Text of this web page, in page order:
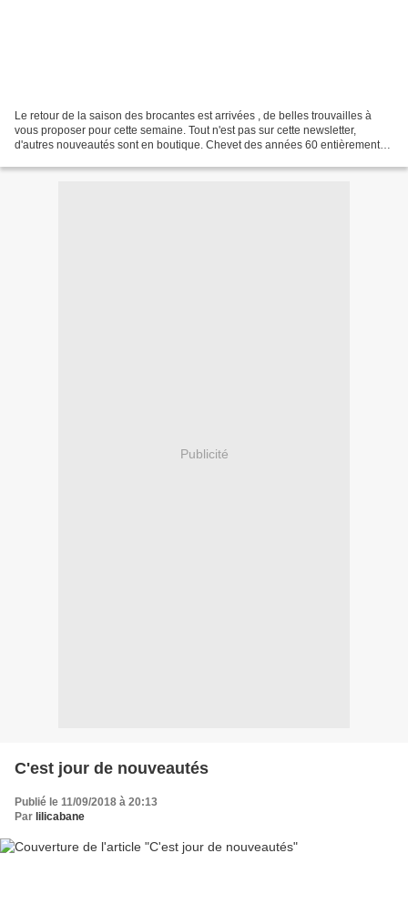
Le retour de la saison des brocantes est arrivées , de belles trouvailles à
vous proposer pour cette semaine. Tout n'est pas sur cette newsletter,
d'autres nouveautés sont en boutique. Chevet des années 60 entièrement
Publicité
C'est jour de nouveautés
Publié le 11/09/2018 à 20:13
Par lilicabane